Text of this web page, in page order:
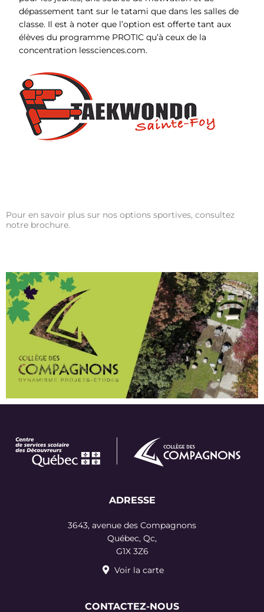
dépassement tant sur le tatami que dans les salles de
classe. Il est à noter que l’option est offerte tant aux
élèves du programme PROTIC qu’à ceux de la
concentration lessciences.com.
Pour en savoir plus sur nos options sportives, consultez
notre brochure.
ADRESSE
3643, avenue des Compagnons
Québec, Qc,
G1X 3Z6
Voir la carte
CONTACTEZ-NOUS